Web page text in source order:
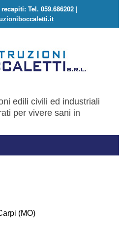
Tel. 059.686202 |
edili civili ed industriali
per vivere sani in
(MO)